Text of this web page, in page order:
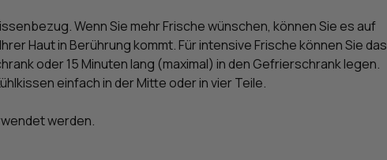
Wenn Sie mehr Frische wünschen, können Sie es auf
Haut in Berührung kommt. Für intensive Frische können Sie das
oder 15 Minuten lang (maximal) in den Gefrierschrank legen.
einfach in der Mitte oder in vier Teile.
werden.